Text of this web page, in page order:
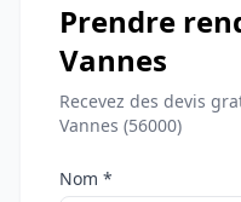
Prendre
Vannes
Recevez des devis
Vannes (56000)
Nom *